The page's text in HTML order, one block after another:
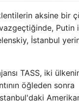
aksine bir
Putin
İstanbul
TASS, iki
öğleden sonra